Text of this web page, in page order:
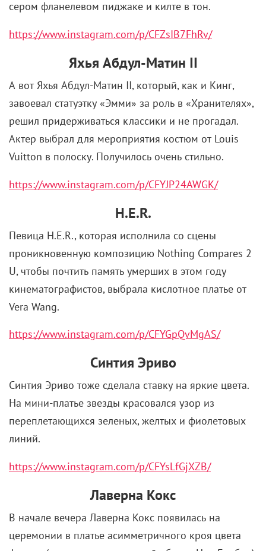
сером фланелевом пиджаке и килте в тон.
https://www.instagram.com/p/CFZsIB7FhRv/
Яхья Абдул-Матин II
А вот Яхья Абдул-Матин II, который, как и Кинг,
завоевал статуэтку «Эмми» за роль в «Хранителях»,
решил придерживаться классики и не прогадал.
Актер выбрал для мероприятия костюм от Louis
Vuitton в полоску. Получилось очень стильно.
https://www.instagram.com/p/CFYJP24AWGK/
H.E.R.
Певица H.E.R., которая исполнила со сцены
проникновенную композицию Nothing Compares 2
U, чтобы почтить память умерших в этом году
кинематографистов, выбрала кислотное платье от
Vera Wang.
https://www.instagram.com/p/CFYGpQvMgAS/
Синтия Эриво
Синтия Эриво тоже сделала ставку на яркие цвета.
На мини-платье звезды красовался узор из
переплетающихся зеленых, желтых и фиолетовых
линий.
https://www.instagram.com/p/CFYsLfGjXZB/
Лаверна Кокс
В начале вечера Лаверна Кокс появилась на
церемонии в платье асимметричного кроя цвета